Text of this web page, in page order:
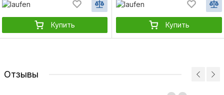
Купить Купить
Отзывы